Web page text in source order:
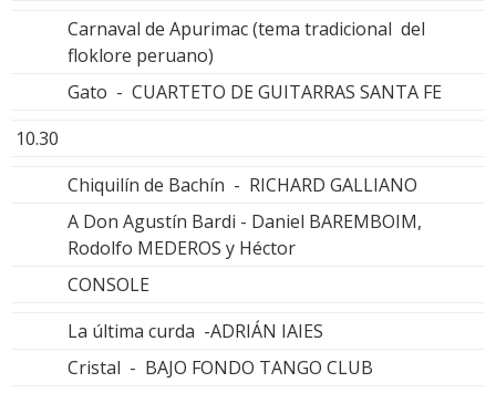
Carnaval de Apurimac (tema tradicional del
floklore peruano)
Gato - CUARTETO DE GUITARRAS SANTA FE
10.30
Chiquilín de Bachín - RICHARD GALLIANO
A Don Agustín Bardi - Daniel BAREMBOIM,
Rodolfo MEDEROS y Héctor
CONSOLE
La última curda -ADRIÁN IAIES
Cristal - BAJO FONDO TANGO CLUB